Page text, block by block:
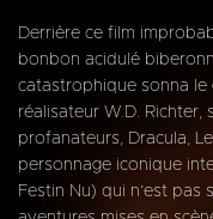
Derrière ce film
bonbon acidulé
catastrophique sonna le
réalisateur W.D. Richter,
profanateurs, Dracula,
personnage iconique
Festin Nu) qui n’est pas